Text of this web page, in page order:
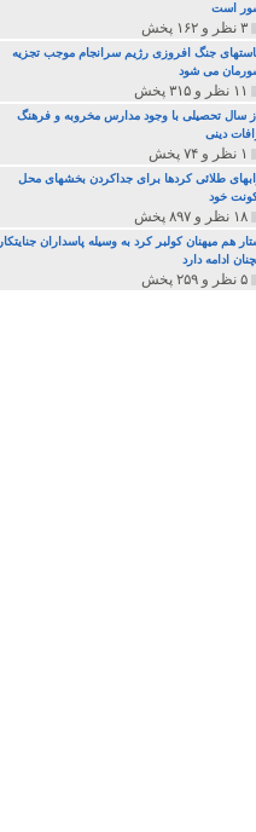
است
۳ نظر و ۱۶۲ پخش
جنگ افروزی رژیم سرانجام موجب تجزیه
می شود
۱۱ نظر و ۳۱۵ پخش
سال تحصیلی با وجود مدارس مخروبه و فرهنگ
دینی
۱ نظر و ۷۴ پخش
طلائی کردها برای جداکردن بخشهای محل
خود
۱۸ نظر و ۸۹۷ پخش
هم میهنان کولبر کرد به وسیله پاسداران جنایتکار
ادامه دارد
۵ نظر و ۲۵۹ پخش